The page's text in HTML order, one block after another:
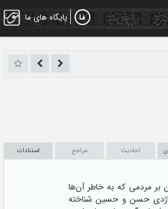
پایگاه های ما
احادیث مراجع استنادات
بر مردمی‌ که به خاطر آن‌ها
تراژدی حسن و حسین‌ شناخته